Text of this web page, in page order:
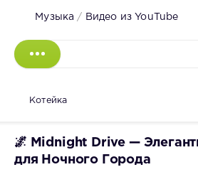
Музыка / Видео из YouTube
Котейка
🌌 Midnight Drive —
для Ночного Города